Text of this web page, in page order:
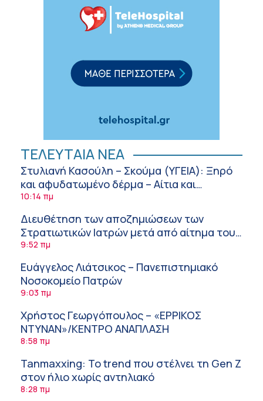
ΤΕΛΕΥΤΑΙΑ ΝΕΑ
Στυλιανή Κασούλη – Σκούμα (ΥΓΕΙΑ): Ξηρό
και αφυδατωμένο δέρμα – Αίτια και
αντιμετώπιση
10:14 πμ
Διευθέτηση των αποζημιώσεων των
Στρατιωτικών Ιατρών μετά από αίτημα του
ΙΣΑ
9:52 πμ
Ευάγγελος Λιάτσικος – Πανεπιστημιακό
Νοσοκομείο Πατρών
9:03 πμ
Χρήστος Γεωργόπουλος – «ΕΡΡΙΚΟΣ
ΝΤΥΝΑΝ»/ΚΕΝΤΡΟ ΑΝΑΠΛΑΣΗ
8:58 πμ
Tanmaxxing: To trend που στέλνει τη Gen Z
στον ήλιο χωρίς αντηλιακό
8:28 πμ